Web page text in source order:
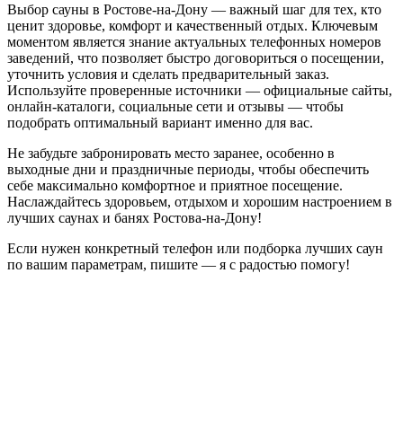
Выбор сауны в Ростове-на-Дону — важный шаг для тех, кто
ценит здоровье, комфорт и качественный отдых. Ключевым
моментом является знание актуальных телефонных номеров
заведений, что позволяет быстро договориться о посещении,
уточнить условия и сделать предварительный заказ.
Используйте проверенные источники — официальные сайты,
онлайн-каталоги, социальные сети и отзывы — чтобы
подобрать оптимальный вариант именно для вас.
Не забудьте забронировать место заранее, особенно в
выходные дни и праздничные периоды, чтобы обеспечить
себе максимально комфортное и приятное посещение.
Наслаждайтесь здоровьем, отдыхом и хорошим настроением в
лучших саунах и банях Ростова-на-Дону!
Если нужен конкретный телефон или подборка лучших саун
по вашим параметрам, пишите — я с радостью помогу!